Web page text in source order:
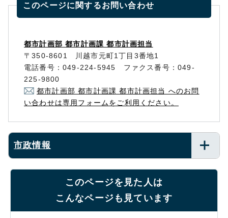
このページに関するお問い合わせ
都市計画部 都市計画課 都市計画担当
〒350-8601 川越市元町1丁目3番地1
電話番号：049-224-5945 ファクス番号：049-
225-9800
都市計画部 都市計画課 都市計画担当 へのお問
い合わせは専用フォームをご利用ください。
市政情報
このページを見た人は
こんなページも見ています